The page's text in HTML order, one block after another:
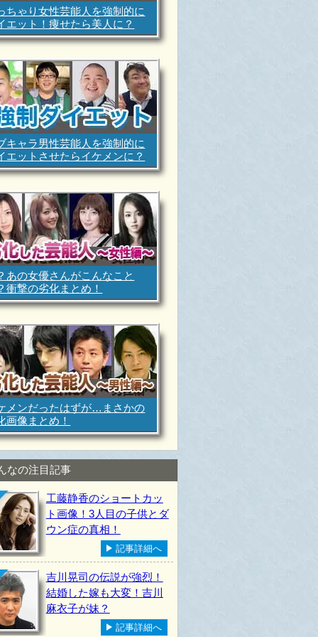
ちゃり女性芸能人を強制的に
エット！痩せたら美人に？
キャラ男性芸能人を強制的に
エットさせたらイケメンに？
あの女優さんがこんなこと
衝撃の劣化まとめ！
メンだったはずが…まさかの
画像まとめ！
なの注目記事
工藤静香のショートカッ
ト画像！3人目の子供とダ
ウン症の真相！
記事詳細へ
吉川晃司の伝説が強烈！
結婚した嫁も大変！吉川
麻衣子が妹？
記事詳細へ